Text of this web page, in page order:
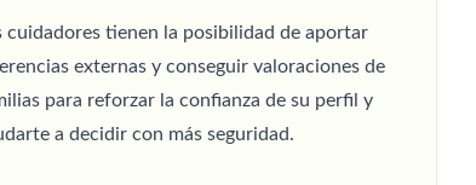
cuidadores tienen la posibilidad de aportar
externas y conseguir valoraciones de
para reforzar la confianza de su perfil y
a decidir con más seguridad.